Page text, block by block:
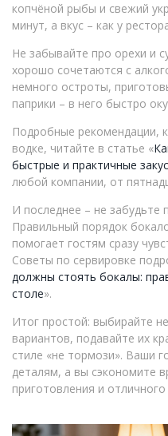
копчёной рыбы и свежий
минут, а вкус – как у
Не забывайте про орехи и
хорошо сочетаются с
немного остроты,
паприки – в него быстро
Подробные рекомендации,
водке, читайте в статье «
быстрые и практичные
любой компании, от
И последнее – не забудьте
Правильный порядок
помогает гостям сразу
Советы по сервировке
должны стоять бокалы:
столе».
Итог простой: выбирайте
вариантов, подавайте их
стиле «не тормози». Ваши
деталям, а вы сэкономите
приготовления и отличного